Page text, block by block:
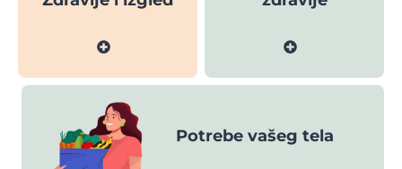
Potrebe vašeg tela